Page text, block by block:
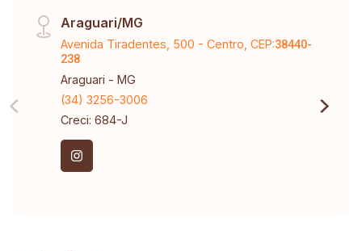
Araguari/MG
Avenida Tiradentes, 500 - Centro, CEP:38440-
238
Araguari - MG
(34) 3256-3006
Creci: 684-J